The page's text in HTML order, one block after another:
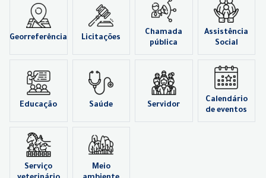
Georreferência Licitações
Chamada
pública
Assistência
Social
Educação Saúde Servidor
Calendário
de eventos
Serviço
Meio